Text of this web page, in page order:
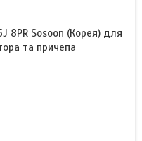
8PR Sosoon (Корея) для
та причепа